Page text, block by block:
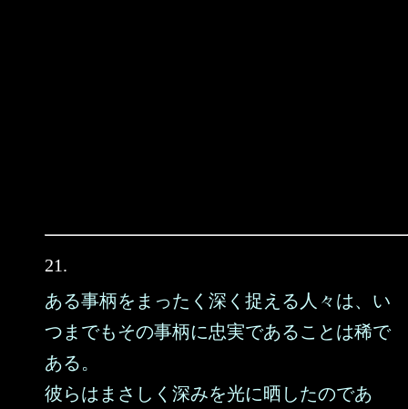
21.
ある事柄をまったく深く捉える人々は、い
つまでもその事柄に忠実であることは稀で
ある。
彼らはまさしく深みを光に晒したのであ